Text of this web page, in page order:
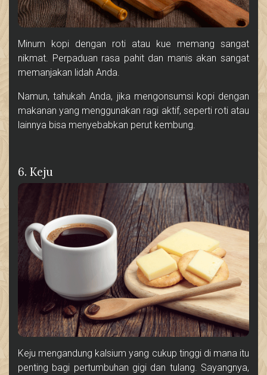
Minum kopi dengan roti atau kue memang sangat
nikmat. Perpaduan rasa pahit dan manis akan sangat
memanjakan lidah Anda.
Namun, tahukah Anda, jika mengonsumsi kopi dengan
makanan yang menggunakan ragi aktif, seperti roti atau
lainnya bisa menyebabkan perut kembung.
6. Keju
Keju mengandung kalsium yang cukup tinggi di mana itu
penting bagi pertumbuhan gigi dan tulang. Sayangnya,